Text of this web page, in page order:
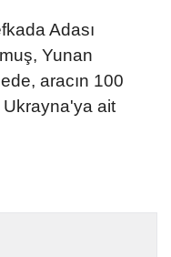
Adası
Yunan
aracın 100
Ukrayna'ya ait